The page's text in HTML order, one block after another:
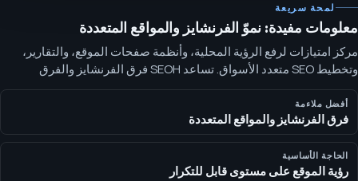
لمحة سريعة
معلومات مفيدة: نموّ الفرنشايز والمواقع المتعددة
مركز امتيازات لرفع الرؤية المحلية، وأنظمة صفحات الموقع، والتقارير،
وتخطيط SEO متعدد الأسواق. تساعد SEOH فرق الفرنشايز والفرق
الموزعة على تنظيم الـ Local SEO، بنية الصفحات، مواءمة البحث
المدفوع، والتقارير بحيث تتوسع القرارات عبر الأسواق.
أفضل ملاءمة
فرق الفرنشايز والمواقع المتعددة
الحاجة الأساسية
رؤية الموقع على مستوى قابل للتكرار